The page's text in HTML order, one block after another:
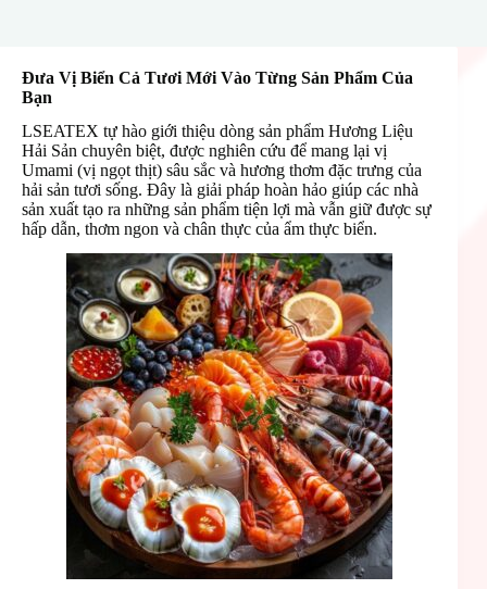
Đưa Vị Biển Cả Tươi Mới Vào Từng Sản Phẩm Của
Bạn
LSEATEX tự hào giới thiệu dòng sản phẩm Hương Liệu
Hải Sản chuyên biệt, được nghiên cứu để mang lại vị
Umami (vị ngọt thịt) sâu sắc và hương thơm đặc trưng của
hải sản tươi sống. Đây là giải pháp hoàn hảo giúp các nhà
sản xuất tạo ra những sản phẩm tiện lợi mà vẫn giữ được sự
hấp dẫn, thơm ngon và chân thực của ẩm thực biển.